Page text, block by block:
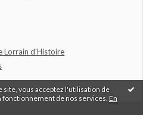
site, vous acceptez l'utilisation de
de nos services. En
Lorrain d'Histoire